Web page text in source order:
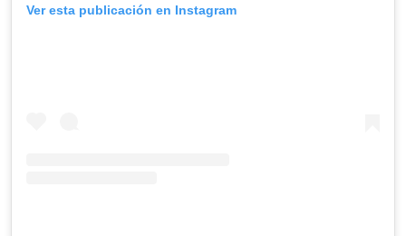
Ver esta publicación en Instagram